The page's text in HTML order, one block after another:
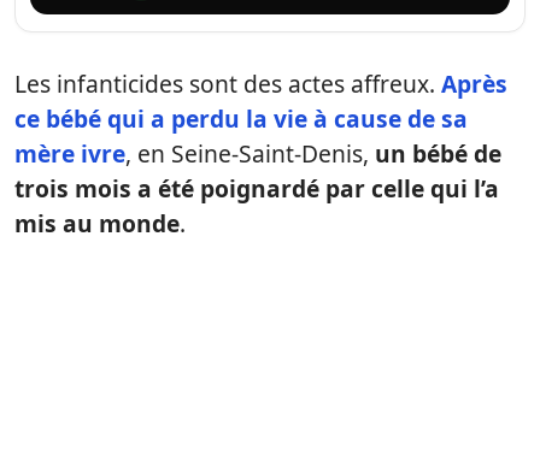
Les infanticides sont des actes affreux. Après
ce bébé qui a perdu la vie à cause de sa
mère ivre, en Seine-Saint-Denis, un bébé de
trois mois a été poignardé par celle qui l’a
mis au monde.